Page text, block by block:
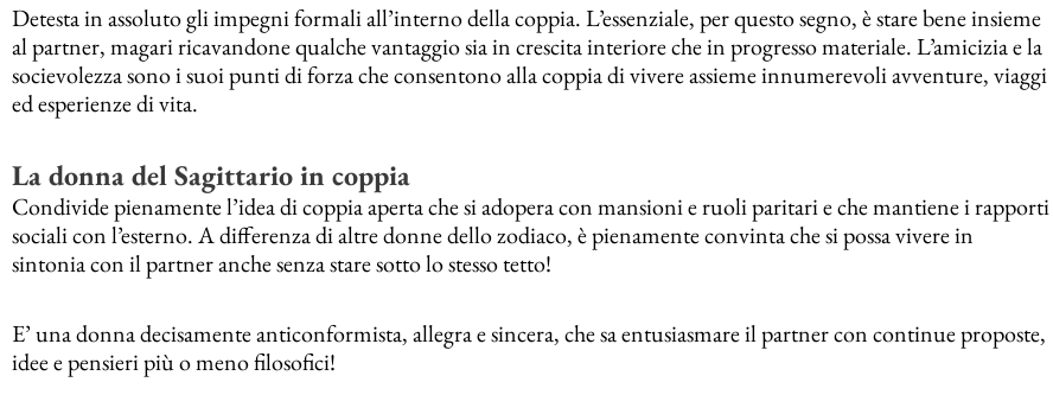
Detesta in assoluto gli impegni formali all’interno della coppia. L’essenziale, per questo segno, è stare bene insieme
al partner, magari ricavandone qualche vantaggio sia in crescita interiore che in progresso materiale. L’amicizia e la
socievolezza sono i suoi punti di forza che consentono alla coppia di vivere assieme innumerevoli avventure, viaggi
ed esperienze di vita.
La donna del Sagittario in coppia
Condivide pienamente l’idea di coppia aperta che si adopera con mansioni e ruoli paritari e che mantiene i rapporti
sociali con l’esterno. A differenza di altre donne dello zodiaco, è pienamente convinta che si possa vivere in
sintonia con il partner anche senza stare sotto lo stesso tetto!
E’ una donna decisamente anticonformista, allegra e sincera, che sa entusiasmare il partner con continue proposte,
idee e pensieri più o meno filosofici!